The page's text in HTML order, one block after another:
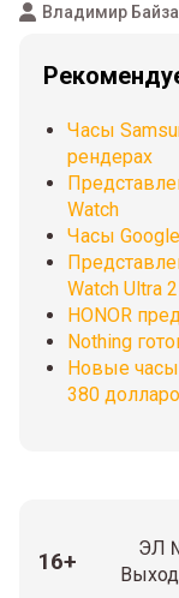
Владимир
Часы
рендерах
Watch
Часы
Watch Ultra 2
HONOR
Nothing
Новые часы
380
16+
ЭЛ